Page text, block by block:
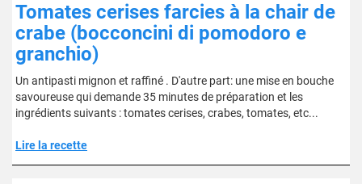
Tomates cerises farcies à la chair de
crabe (bocconcini di pomodoro e
granchio)
Un antipasti mignon et raffiné . D'autre part: une mise en bouche
savoureuse qui demande 35 minutes de préparation et les
ingrédients suivants : tomates cerises, crabes, tomates, etc...
Lire la recette